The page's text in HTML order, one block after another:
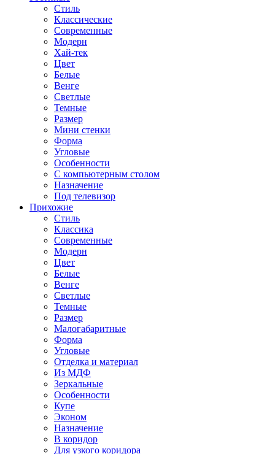
Стиль
Классические
Современные
Модерн
Хай-тек
Цвет
Белые
Венге
Светлые
Темные
Размер
Мини стенки
Форма
Угловые
Особенности
С компьютерным столом
Назначение
Под телевизор
Прихожие
Стиль
Классика
Современные
Модерн
Цвет
Белые
Венге
Светлые
Темные
Размер
Малогабаритные
Форма
Угловые
Отделка и материал
Из МДФ
Зеркальные
Особенности
Купе
Эконом
Назначение
В коридор
Для узкого коридора